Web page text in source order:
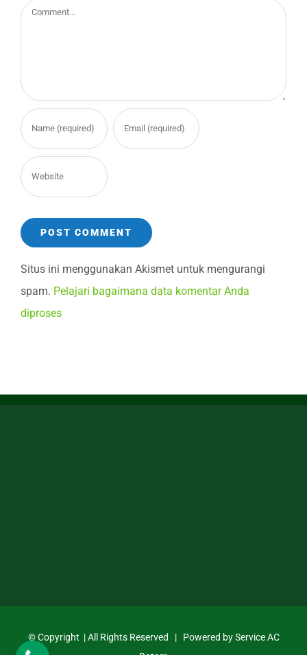
Comment
Situs ini menggunakan Akismet untuk mengurangi
spam. Pelajari bagaimana data komentar Anda
diproses
© Copyright | All Rights Reserved | Powered byService AC